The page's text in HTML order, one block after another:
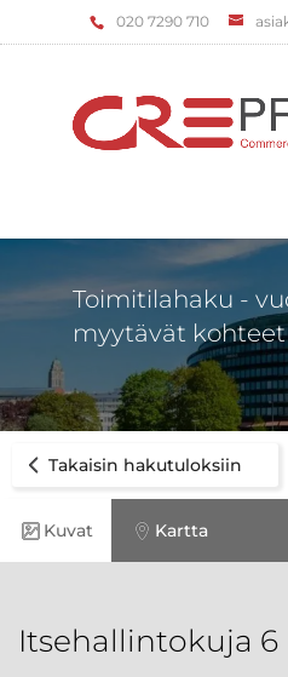
‌020 7290 710
Toimitilahaku -
myytävät kohteet
Takaisin hakutuloksiin
Kuvat Kartta
Itsehallintokuja 6